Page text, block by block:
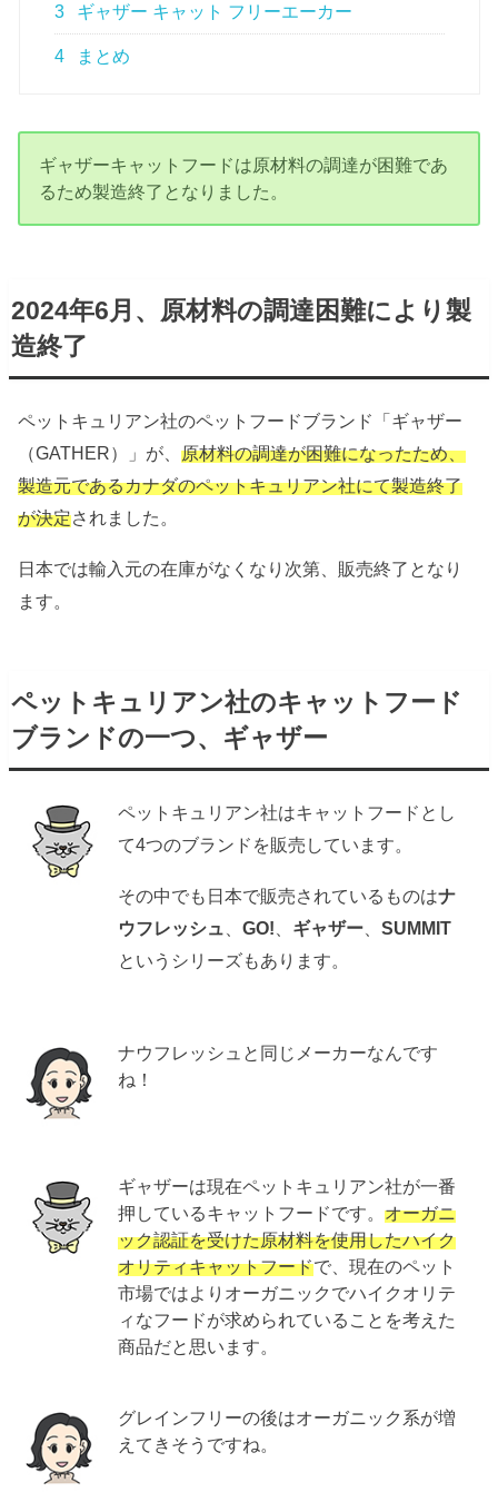
3 ギャザー キャット フリーエーカー
4 まとめ
ギャザーキャットフードは原材料の調達が困難であ
るため製造終了となりました。
2024年6月、原材料の調達困難により製
造終了
ペットキュリアン社のペットフードブランド「ギャザー
（GATHER）」が、原材料の調達が困難になったため、
製造元であるカナダのペットキュリアン社にて製造終了
が決定されました。
日本では輸入元の在庫がなくなり次第、販売終了となり
ます。
ペットキュリアン社のキャットフード
ブランドの一つ、ギャザー
ペットキュリアン社はキャットフードとし
て4つのブランドを販売しています。
その中でも日本で販売されているものはナ
ウフレッシュ 、GO! ギャザー 、SUMMIT
というシリーズもあります。
ナウフレッシュと同じメーカーなんです
ね！
ギャザーは現在ペットキュリアン社が一番
押しているキャットフードです。オーガニ
ック認証を受けた原材料を使用したハイク
オリティキャットフードで、現在のペット
市場ではよりオーガニックでハイクオリテ
ィなフードが求められていることを考えた
商品だと思います。
グレインフリーの後はオーガニック系が増
えてきそうですね。